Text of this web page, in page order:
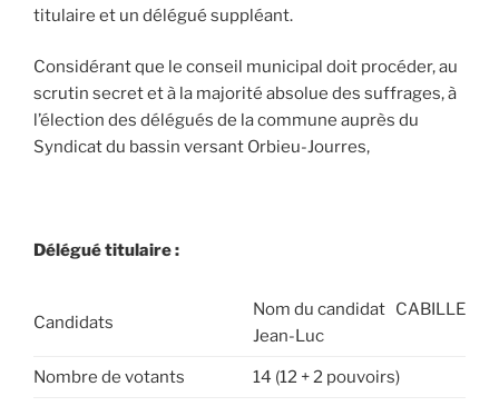
titulaire et un délégué suppléant.
Considérant que le conseil municipal doit procéder, au
scrutin secret et à la majorité absolue des suffrages, à
l’élection des délégués de la commune auprès du
Syndicat du bassin versant Orbieu-Jourres,
Délégué titulaire :
Candidats
Nom du candidat CABILLE
Jean-Luc
Nombre de votants 14 (12 + 2 pouvoirs)